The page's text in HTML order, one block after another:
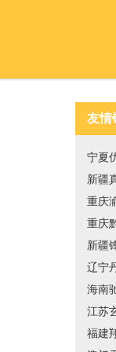
友情
宁夏
新疆
重庆
重庆
新疆
辽宁
海南
江苏
福建